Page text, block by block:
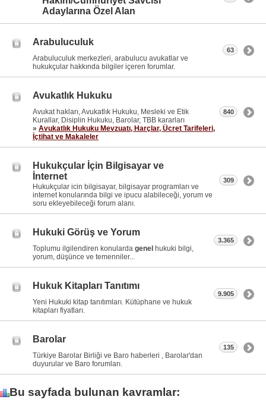
Adaylarına Özel Alan
Arabuluculuk
Arabuluculuk merkezleri, arabulucu avukatlar ve
hukukçular hakkında bilgiler içeren forumlar.
63
Avukatlık Hukuku
Avukat hakları, Avukatlık Hukuku, Mesleki ve Etik
Kurallar, Disiplin Hukuku, Barolar, TBB kararları
» Avukatlık Hukuku Mevzuatı, Harçlar, Ücret Tarifeleri,
İçtihat ve Makaleler
840
Hukukçular İçin Bilgisayar ve
İnternet
Hukukçular icin bilgisayar, bilgisayar programları ve
internet konularında bilgi ve ipucu alabileceği, yorum ve
soru ekleyebileceği forum alanı.
309
Hukuki Görüş ve Yorum
Toplumu ilgilendiren konularda genel hukuki bilgi,
yorum, düşünce ve temenniler...
3.365
Hukuk Kitapları Tanıtımı
Yeni Hukuki kitap tanıtımları. Kütüphane ve hukuk
kitapları fiyatları.
9.905
Barolar
Türkiye Barolar Birliği ve Baro haberleri , Barolar'dan
duyurular ve Baro forumları.
135
Bu sayfada bulunan kavramlar: